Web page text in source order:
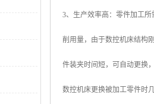
3、生产效率高：零件加工
削用量，由于数控机床结构
件装夹时间短，可自动更换
数控机床更换被加工零件时